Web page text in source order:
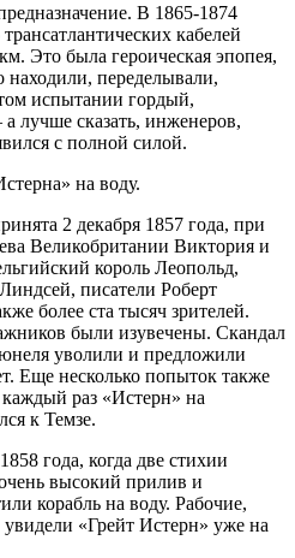
В 1865-1874
кабелей
Это была героическая эпопея,
находили, переделывали,
испытании гордый,
лучше сказать, инженеров,
с полной силой.
на воду.
2 декабря 1857 года, при
Великобритании Виктория и
король Леопольд,
писатели Роберт
более ста тысяч зрителей.
были изувечены. Скандал
уволили и предложили
Еще несколько попыток также
раз «Истерн» на
к Темзе.
года, когда две стихии
высокий прилив и
корабль на воду. Рабочие,
«Грейт Истерн» уже на